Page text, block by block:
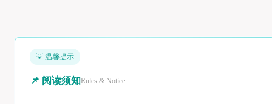
💡 温馨提示
📌 阅读须知Rules & Notice